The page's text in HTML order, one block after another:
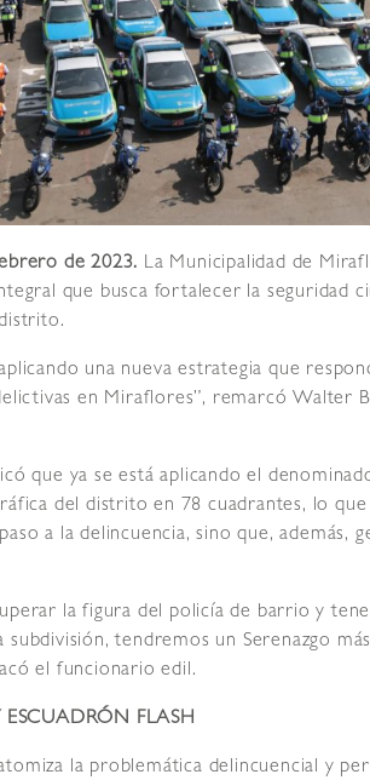
de 2023. La Municipalidad de
que busca fortalecer la seguridad
una nueva estrategia que
en Miraflores”, remarcó Walter
que ya se está aplicando el
del distrito en 78 cuadrantes, lo
a la delincuencia, sino que, además,
la figura del policía de barrio y
subdivisión, tendremos un Serenazgo
el funcionario edil.
ESCUADRÓN FLASH
la problemática delincuencial y